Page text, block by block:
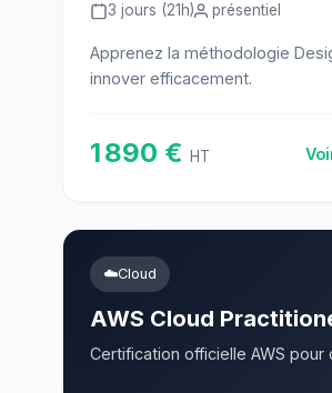
3 jours (21h) présentiel
Apprenez la méthodologie
innover efficacement.
1 890 € HT
☁️Cloud
AWS Cloud
Certification officielle AWS pour